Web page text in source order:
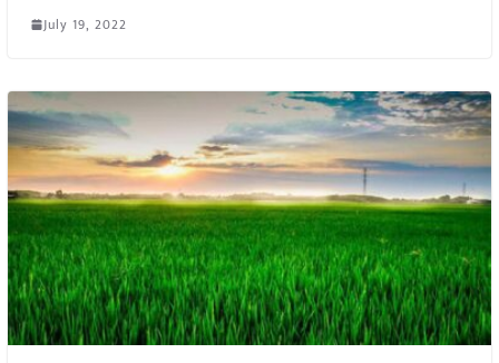
July 19, 2022